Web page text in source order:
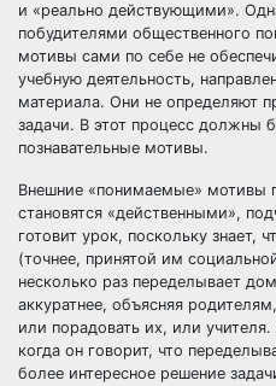
и «реально действующими».
побудителями общественного
мотивы сами по себе не
учебную деятельность,
материала. Они не определяют
задачи. В этот процесс должны
познавательные мотивы.
Внешние «понимаемые» мотивы
становятся «действенными»,
готовит урок, поскольку знает,
(точнее, принятой им
несколько раз переделывает
аккуратнее, объясняя
или порадовать их, или
когда он говорит, что
более интересное решение